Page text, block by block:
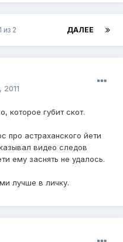
ДАЛЕЕ
из 2
2011
которое губит скот.
про астраханского йети
видео следов
ему заснять не удалось.
лучше в личку.